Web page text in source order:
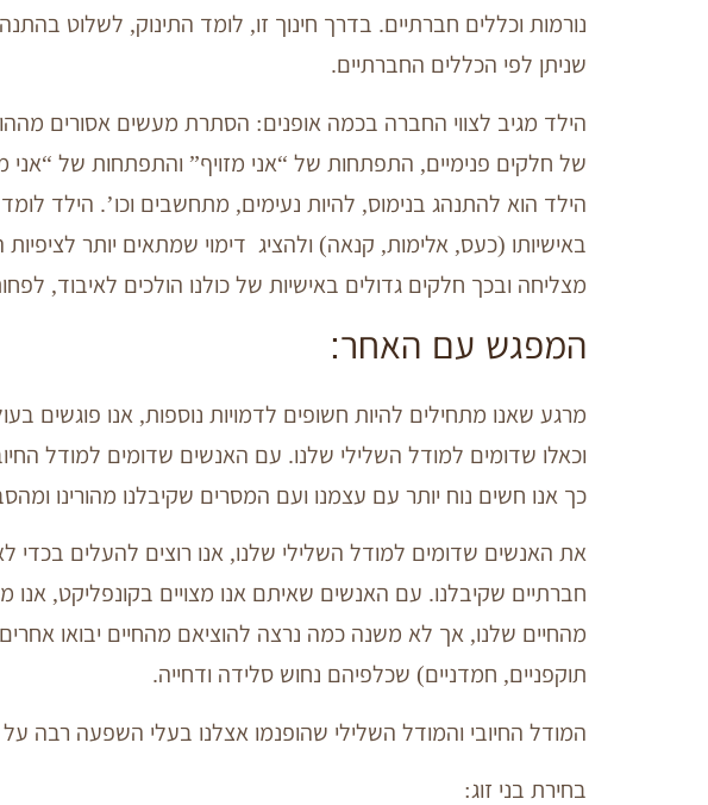
נורמות וכללים חברתיים. בדרך חינוך זו, לומד התינוק, לשלוט
שניתן לפי הכללים החברתיים.
הילד מגיב לצווי החברה בכמה אופנים: הסתרת מעשים אסורים
של חלקים פנימיים, התפתחות של “אני מזויף” והתפתחות של
הילד הוא להתנהג בנימוס, להיות נעימים, מתחשבים וכו’. הילד
באישיותו (כעס, אלימות, קנאה) ולהציג דימוי שמתאים יותר
מצליחה ובכך חלקים גדולים באישיות של כולנו הולכים לאיבוד,
המפגש עם האחר:
מרגע שאנו מתחילים להיות חשופים לדמויות נוספות, אנו פוגשים
וכאלו שדומים למודל השלילי שלנו. עם האנשים שדומים למודל
כך אנו חשים נוח יותר עם עצמנו ועם המסרים שקיבלנו מהורינו
את האנשים שדומים למודל השלילי שלנו, אנו רוצים להעלים
חברתיים שקיבלנו. עם האנשים שאיתם אנו מצויים בקונפליקט, אנו
מהחיים שלנו, אך לא משנה כמה נרצה להוציאם מהחיים יבואו אחרים
תוקפניים, חמדניים) שכלפיהם נחוש סלידה ודחייה.
המודל החיובי והמודל השלילי שהופנמו אצלנו בעלי השפעה רבה על
בחירת בני זוג: